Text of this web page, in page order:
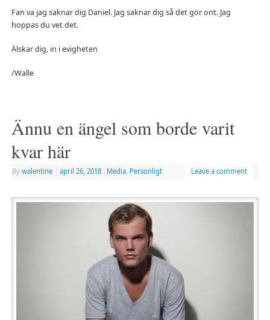
Fan va jag saknar dig Daniel. Jag saknar dig så det gör ont. Jag
hoppas du vet det.
Älskar dig, in i evigheten
/Walle
Ännu en ängel som borde varit
kvar här
By walentine april 26, 2018 Media, Personligt Leave a comment